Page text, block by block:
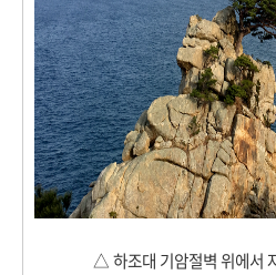
△하조대 기암절벽 위에서